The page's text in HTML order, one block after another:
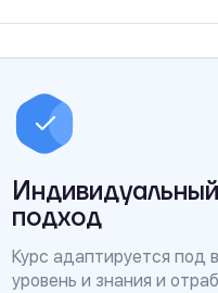
Индивидуальный
подход
Курс адаптируется под
уровень и знания и